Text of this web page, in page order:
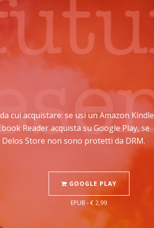
cui acquistare: se usi un Amazon Kindle
Reader acquista su Google Play, se
Store non sono protetti da DRM.
GOOGLE PLAY
EPUB - € 2,99